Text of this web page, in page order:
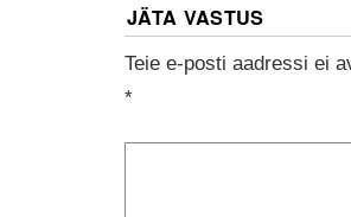
JÄTA VASTUS
Teie e-posti aadressi ei
*